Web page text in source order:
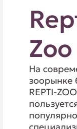
Zoo
На
зоорынке
REPTI-ZOO